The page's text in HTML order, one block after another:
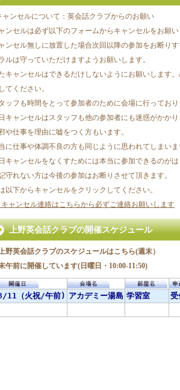
ャンセルについて：英会話クラブからのお願い
ンセルは必ず以下のフォームからキャンセルをお願い
ンセル無しに放置した場合次回以降の参加をお断りす
ルは守っていただけますようお願いします。
キャンセルはできるだけしないようにお願いします
てください。
ッフも時間をとって参加者のために会場に行っており
キャンセルはスタッフも他の参加者にも迷惑がかかり
や仕事を理由に嘘をつく方もいます。
に仕事や体調不良の方も同じように思われてしまいま
キャンセルをなくすためには本当に参加できるのが
守れない方は今後の参加はお断りさせて頂きます。
以下からキャンセルをクリックしてください。
キャンセル連絡はこちらから必ずご連絡お願いします
上野英会話クラブの開催スケジュール
野英会話クラブのスケジュールはこちら(週末）
午前に開催しています(日曜日・10:00-11:50)